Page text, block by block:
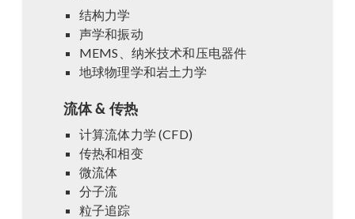
结构力学
声学和振动
MEMS、纳米技术和压电器件
地球物理学和岩土力学
流体 & 传热
计算流体力学 (CFD)
传热和相变
微流体
分子流
粒子追踪